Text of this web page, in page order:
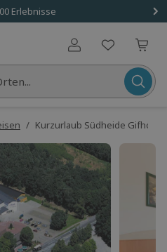
Erlebnisse
Benutzerkonto
/ Kurzurlaub Südheide Gifhorn